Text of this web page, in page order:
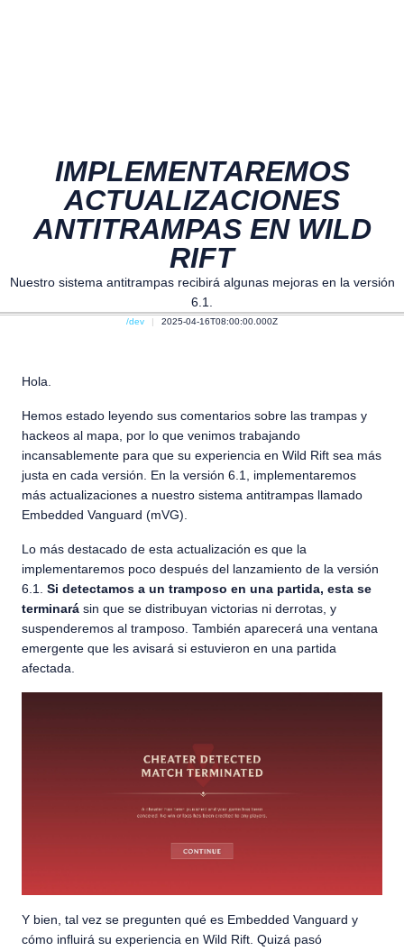
IMPLEMENTAREMOS
ACTUALIZACIONES
ANTITRAMPAS EN WILD
RIFT
Nuestro sistema antitrampas recibirá algunas mejoras en la versión
6.1.
/dev 2025-04-16T08:00:00.000Z
Hola.
Hemos estado leyendo sus comentarios sobre las trampas y
hackeos al mapa, por lo que venimos trabajando
incansablemente para que su experiencia en Wild Rift sea más
justa en cada versión. En la versión 6.1, implementaremos
más actualizaciones a nuestro sistema antitrampas llamado
Embedded Vanguard (mVG).
Lo más destacado de esta actualización es que la
implementaremos poco después del lanzamiento de la versión
6.1. Si detectamos a un tramposo en una partida, esta se
terminará sin que se distribuyan victorias ni derrotas, y
suspenderemos al tramposo. También aparecerá una ventana
emergente que les avisará si estuvieron en una partida
afectada.
Y bien, tal vez se pregunten qué es Embedded Vanguard y
cómo influirá su experiencia en Wild Rift. Quizá pasó